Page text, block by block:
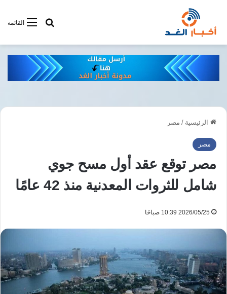
القائمةأبحت فى
الرئيسية / مصر
مصر
مصر توقع عقد أول مسح جوي
شامل للثروات المعدنية منذ 42 عامًا
2026/05/25 10:39 صباحًا